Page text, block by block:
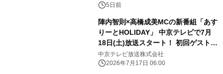
決定5日前
陣内智則×高橋成美MCの新番組「あす
りーとHOLIDAY」 中京テレビで7月
18日(土)放送スタート！ 初回ゲストは
卓球・張本智和選手＆レスリング・藤
波朱理選手
中京テレビ放送株式会社
2026年7月17日 06:00